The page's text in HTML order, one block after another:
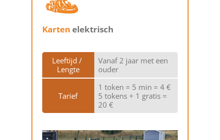
Karten elektrisch
Leeftijd /
Lengte
Vanaf 2 jaar met een
ouder
Tarief
1 token = 5 min = 4 €
5 tokens + 1 gratis =
20 €